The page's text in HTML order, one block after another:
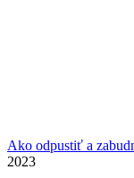
Ako odpustiť a
2023